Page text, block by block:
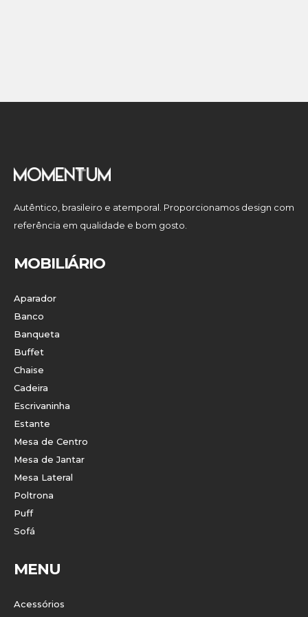
Autêntico, brasileiro e atemporal. Proporcionamos design com
referência em qualidade e bom gosto.
MOBILIÁRIO
Aparador
Banco
Banqueta
Buffet
Chaise
Cadeira
Escrivaninha
Estante
Mesa de Centro
Mesa de Jantar
Mesa Lateral
Poltrona
Puff
Sofá
MENU
Acessórios